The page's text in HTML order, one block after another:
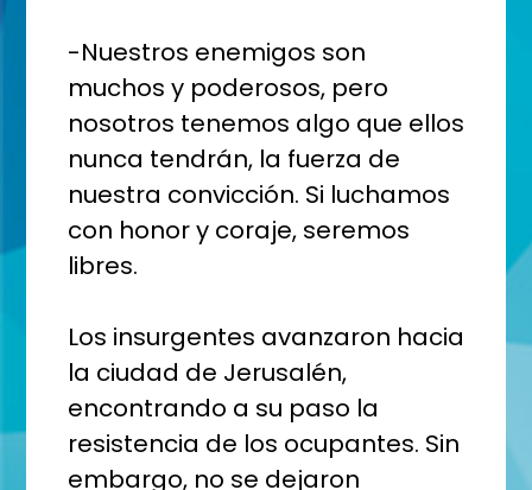
-Nuestros enemigos son
muchos y poderosos, pero
nosotros tenemos algo que ellos
nunca tendrán, la fuerza de
nuestra convicción. Si luchamos
con honor y coraje, seremos
libres.
Los insurgentes avanzaron hacia
la ciudad de Jerusalén,
encontrando a su paso la
resistencia de los ocupantes. Sin
embargo, no se dejaron